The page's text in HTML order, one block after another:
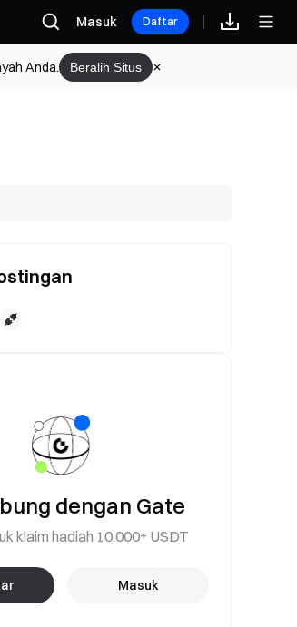
HadiahMasuk Daftar
Anda. Beralih Situs
dengan Gate
klaim hadiah 10.000+ USDT
Masuk